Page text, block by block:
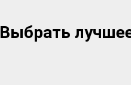
Выбрать